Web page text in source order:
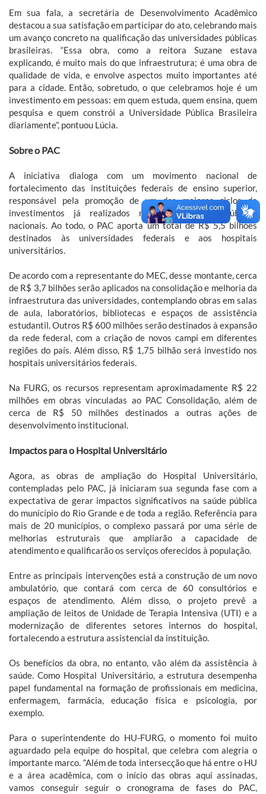
Em sua fala, a secretária de Desenvolvimento Acadêmico
destacou a sua satisfação em participar do ato, celebrando mais
um avanço concreto na qualificação das universidades públicas
brasileiras. “Essa obra, como a reitora Suzane estava
explicando, é muito mais do que infraestrutura; é uma obra de
qualidade de vida, e envolve aspectos muito importantes até
para a cidade. Então, sobretudo, o que celebramos hoje é um
investimento em pessoas: em quem estuda, quem ensina, quem
pesquisa e quem constrói a Universidade Pública Brasileira
diariamente”, pontuou Lúcia.
Sobre o PAC
A iniciativa dialoga com um movimento nacional de
fortalecimento das instituições federais de ensino superior,
responsável pela promoção de um dos maiores ciclos de
investimentos já realizados nas universidades públicas
nacionais. Ao todo, o PAC aporta um total de R$ 5,5 bilhões
destinados às universidades federais e aos hospitais
universitários.
De acordo com a representante do MEC, desse montante, cerca
de R$ 3,7 bilhões serão aplicados na consolidação e melhoria da
infraestrutura das universidades, contemplando obras em salas
de aula, laboratórios, bibliotecas e espaços de assistência
estudantil. Outros R$ 600 milhões serão destinados à expansão
da rede federal, com a criação de novos campi em diferentes
regiões do país. Além disso, R$ 1,75 bilhão será investido nos
hospitais universitários federais.
Na FURG, os recursos representam aproximadamente R$ 22
milhões em obras vinculadas ao PAC Consolidação, além de
cerca de R$ 50 milhões destinados a outras ações de
desenvolvimento institucional.
Impactos para o Hospital Universitário
Agora, as obras de ampliação do Hospital Universitário,
contempladas pelo PAC, já iniciaram sua segunda fase com a
expectativa de gerar impactos significativos na saúde pública
do município do Rio Grande e de toda a região. Referência para
mais de 20 municípios, o complexo passará por uma série de
melhorias estruturais que ampliarão a capacidade de
atendimento e qualificarão os serviços oferecidos à população.
Entre as principais intervenções está a construção de um novo
ambulatório, que contará com cerca de 60 consultórios e
espaços de atendimento. Além disso, o projeto prevê a
ampliação de leitos de Unidade de Terapia Intensiva (UTI) e a
modernização de diferentes setores internos do hospital,
fortalecendo a estrutura assistencial da instituição.
Os benefícios da obra, no entanto, vão além da assistência à
saúde. Como Hospital Universitário, a estrutura desempenha
papel fundamental na formação de profissionais em medicina,
enfermagem, farmácia, educação física e psicologia, por
exemplo.
Para o superintendente do HU-FURG, o momento foi muito
aguardado pela equipe do hospital, que celebra com alegria o
importante marco. “Além de toda intersecção que há entre o HU
e a área acadêmica, com o início das obras aqui assinadas,
vamos conseguir seguir o cronograma de fases do PAC,